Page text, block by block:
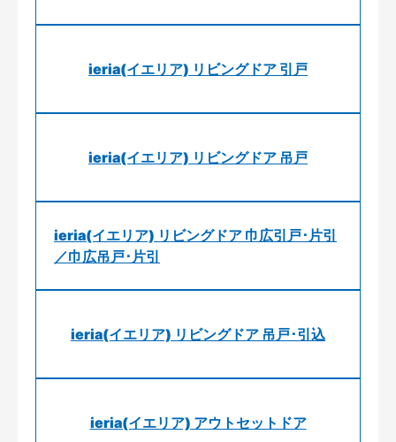
ieria(イエリア) リビングドア 引戸
ieria(イエリア) リビングドア 吊戸
ieria(イエリア) リビングドア 巾広引戸･片引
／巾広吊戸･片引
ieria(イエリア) リビングドア 吊戸･引込
ieria(イエリア) アウトセットドア